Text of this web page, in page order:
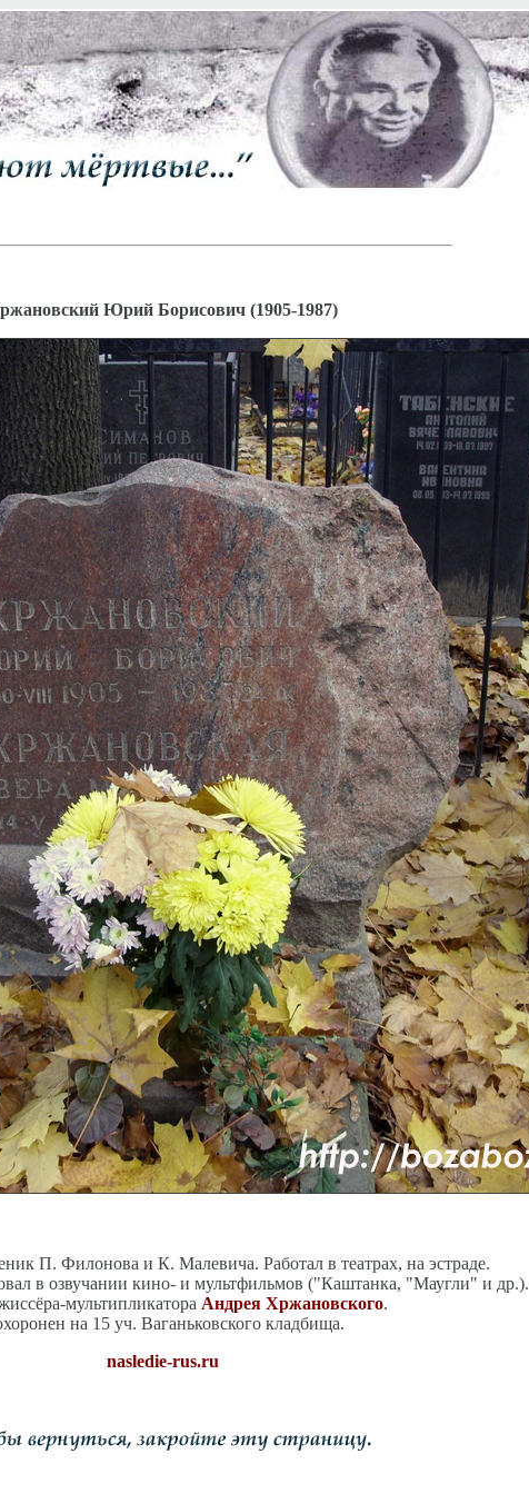
Юрий Борисович (1905-1987)
П. Филонова и К. Малевича. Работал в театрах, на эстраде.
в озвучании кино- и мультфильмов ("Каштанка, "Маугли" и др.).
мультипликатора Андрея Хржановского.
на 15 уч. Ваганьковского кладбища.
nasledie-rus.ru